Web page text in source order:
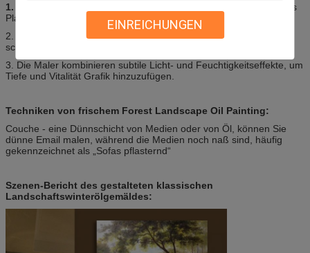
EINREICHUNGEN
1.
stellen Landschaftskunst, -malereien und -bilder kein Foto eines
Platzes dar.
2. benutzen Künstler häufig Kunstlizenzen, starke Arbeiten zu
schaffen.
3. Die Maler kombinieren subtile Licht- und Feuchtigkeitseffekte, um
Tiefe und Vitalität Grafik hinzuzufügen.
Techniken von frischem Forest Landscape Oil Painting:
Couche - eine Dünnschicht von Medien oder von Öl, können Sie
dünne Email malen, während die Medien noch naß sind, häufig
gekennzeichnet als „Sofas pflasternd“
Szenen-Bericht des gestalteten klassischen
Landschaftswinterölgemäldes: